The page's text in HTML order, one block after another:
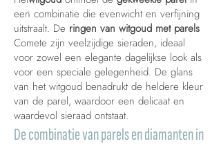
een combinatie die evenwicht en verfijning
uitstraalt. De ringen van witgoud met parels
Comete zijn veelzijdige sieraden, ideaal
voor zowel een elegante dagelijkse look als
voor een speciale gelegenheid. De glans
van het witgoud benadrukt de heldere kleur
van de parel, waardoor een delicaat en
waardevol sieraad ontstaat.
De combinatie van parels en diamanten in